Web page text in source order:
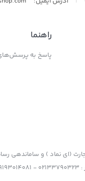
راهنما
پاسخ به
(ای نماد ) و ساماندهی